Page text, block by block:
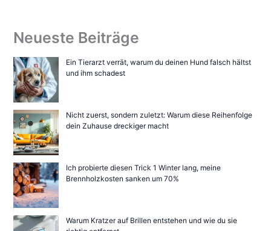
Neueste Beiträge
Ein Tierarzt verrät, warum du deinen Hund falsch hältst
und ihm schadest
Nicht zuerst, sondern zuletzt: Warum diese Reihenfolge
dein Zuhause dreckiger macht
Ich probierte diesen Trick 1 Winter lang, meine
Brennholzkosten sanken um 70%
Warum Kratzer auf Brillen entstehen und wie du sie